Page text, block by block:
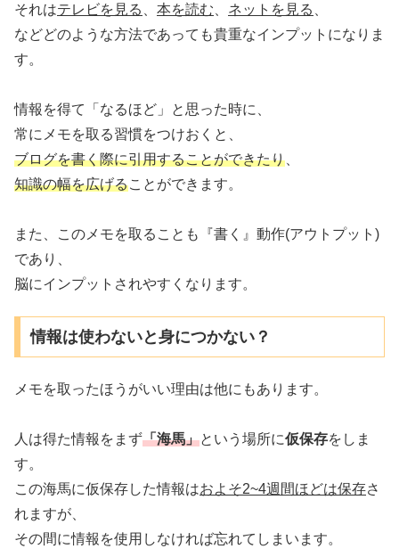
それはテレビを見る 本を読む ネットを見る
などどのような方法であっても貴重なインプットになりま
す。
情報を得て「なるほど」と思った時に、
常にメモを取る習慣をつけおくと、
ブログを書く際に引用することができたり
知識の幅を広げることができます。
また、このメモを取ることも『書く』動作(アウトプット)
であり、
脳にインプットされやすくなります。
情報は使わないと身につかない？
メモを取ったほうがいい理由は他にもあります。
人は得た情報をまず「海馬」という場所に仮保存をしま
す。
この海馬に仮保存した情報はおよそ2~4週間ほどは保存さ
れますが、
その間に情報を使用しなければ忘れてしまいます。